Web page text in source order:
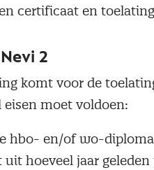
certificaat en
2
komt voor de
moet voldoen:
hbo- en/of wo-
hoeveel jaar